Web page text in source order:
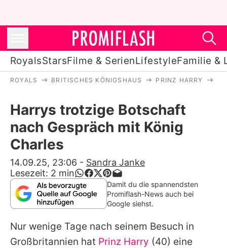
RoyalsStarsFilme & SerienLifestyleFamilie &
Stars
Filme & Serien
Lifestyle
Familie & Liebe
Promiflash Exklusiv
Alle Themen auf Promiflash
ROYALS BRITISCHES KÖNIGSHAUS PRINZ HARRY
Harrys trotzige Botschaft
nach Gespräch mit König
Charles
14.09.25, 23:06 - Sandra Janke
Lesezeit: 2 min
Damit du die spannendsten
Promiflash-News auch bei
Google siehst.
Nur wenige Tage nach seinem Besuch in
Großbritannien hat Prinz Harry (40) eine